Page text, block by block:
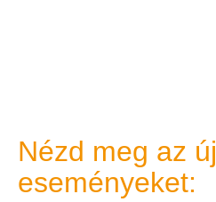
Nézd meg az új
eseményeket: